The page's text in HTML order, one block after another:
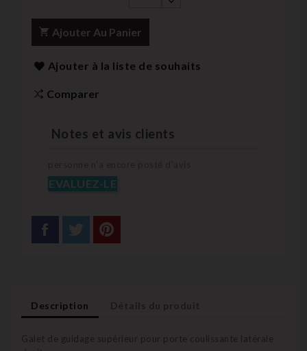
Ajouter Au Panier
Ajouter à la liste de souhaits
Comparer
Notes et avis clients
EVALUEZ-LE
Description
Galet de guidage supérieur pour porte coulissante latérale